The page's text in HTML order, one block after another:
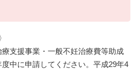
支援事業・一般不妊治療費等助成
中に申請してください。平成29年4